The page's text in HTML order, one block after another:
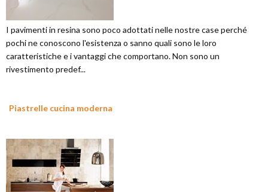
I pavimenti in resina sono poco adottati nelle nostre case perché
pochi ne conoscono l'esistenza o sanno quali sono le loro
caratteristiche e i vantaggi che comportano. Non sono un
rivestimento predef...
Piastrelle cucina moderna